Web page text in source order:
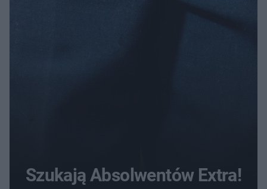
Szukają Absolwentów Extra!